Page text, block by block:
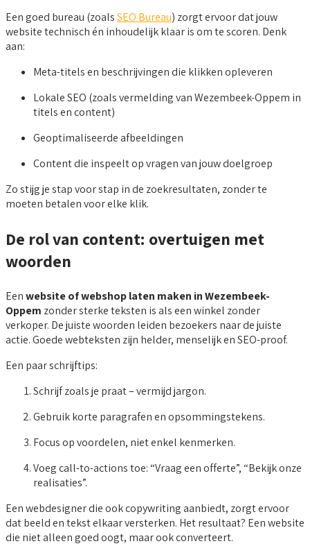
Een goed bureau (zoalsSEO Bureau) zorgt ervoor dat jouw
website technisch én inhoudelijk klaar is om te scoren. Denk
aan:
Meta-titels en beschrijvingen die klikken opleveren
Lokale SEO (zoals vermelding van Wezembeek-Oppem in
titels en content)
Geoptimaliseerde afbeeldingen
Content die inspeelt op vragen van jouw doelgroep
Zo stijg je stap voor stap in de zoekresultaten, zonder te
moeten betalen voor elke klik.
De rol van content: overtuigen met
woorden
Eenwebsite of webshop laten maken in Wezembeek-
Oppem zonder sterke teksten is als een winkel zonder
verkoper. De juiste woorden leiden bezoekers naar de juiste
actie. Goede webteksten zijn helder, menselijk en SEO-proof.
Een paar schrijftips:
Schrijf zoals je praat – vermijd jargon.
Gebruik korte paragrafen en opsommingstekens.
Focus op voordelen, niet enkel kenmerken.
Voeg call-to-actions toe: “Vraag een offerte”, “Bekijk onze
realisaties”.
Een webdesigner die ook copywriting aanbiedt, zorgt ervoor
dat beeld en tekst elkaar versterken. Het resultaat? Een website
die niet alleen goed oogt, maar ook converteert.